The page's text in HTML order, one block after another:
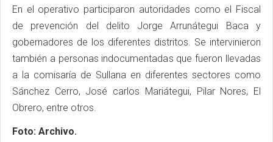
En el operativo participaron autoridades como el Fiscal
de prevención del delito Jorge Arrunátegui Baca y
gobernadores de los diferentes distritos. Se intervinieron
también a personas indocumentadas que fueron llevadas
a la comisaría de Sullana en diferentes sectores como
Sánchez Cerro, José carlos Mariátegui, Pilar Nores, El
Obrero, entre otros.
Foto: Archivo.